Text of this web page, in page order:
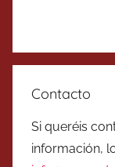
Contacto
Si queréis
información,